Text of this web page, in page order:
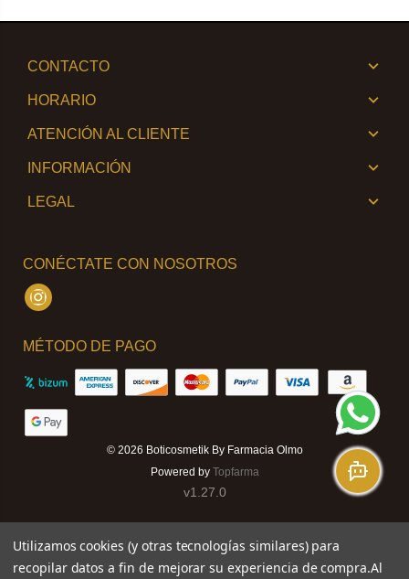
CONTACTO
HORARIO
ATENCIÓN AL CLIENTE
INFORMACIÓN
LEGAL
CONÉCTATE CON NOSOTROS
Instagram
MÉTODO DE PAGO
© 2026 Boticosmetik By Farmacia Olmo
Powered by Topfarma
v1.27.0
Utilizamos cookies (y otras tecnologías similares) para
recopilar datos a fin de mejorar su experiencia de compra.Al